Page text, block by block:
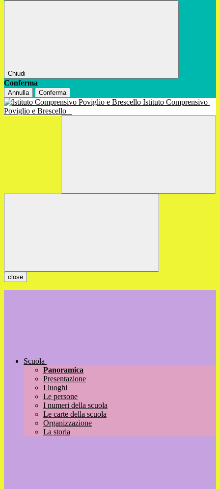
Chiudi
Conferma
Annulla Conferma
Istituto Comprensivo
Poviglio e Brescello
close
Scuola
Panoramica
Presentazione
I luoghi
Le persone
I numeri della scuola
Le carte della scuola
Organizzazione
La storia